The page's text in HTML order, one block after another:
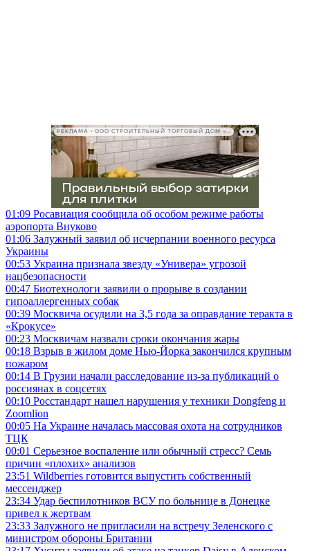
РЕКЛАМА • ООО СТРОИТЕЛЬНЫЙ ТОРГОВЫЙ ДОМ «ПЕТРОВИЧ», ИНН 7802348846
01:09 Росавиация сообщила об особом режиме работы
аэропорта Внуково
01:06 Залужный заявил об исчерпании военного ресурса
Украины
00:53 Украина признала звезду «Универа» угрозой
нацбезопасности
00:47 Биотехнологи заявили о прорыве в создании
гипоаллергенных собак
00:39 Москвича осудили на 3,5 года за оправдание теракта в
«Крокусе»
00:23 Москвичам назвали сроки окончания жары
00:18 Взрыв в жилом доме Нью-Йорка закончился крупным
пожаром
00:14 В Грузии начали расследование из-за публикаций о
россиянах в соцсетях
00:10 Росстандарт нашел нарушения у техники Dongfeng и
Zoomlion
00:05 На Украине началась массовая охота на сотрудников
ТЦК
00:01 Серьезное воспаление или обычный стресс? Семь
причин «плохих» анализов
23:51 Wildberries готовится выпустить собственный
мессенджер
23:34 Удар беспилотников ВСУ по больнице в Донецке
привел к жертвам
23:33 Залужного не пригласили на встречу Зеленского с
министром обороны Британии